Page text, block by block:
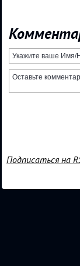
Подписаться на